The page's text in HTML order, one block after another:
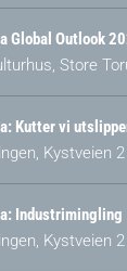
Kystveien 2
Industrimingling
Kystveien 2